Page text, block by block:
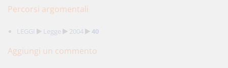
Percorsi argomentali
LEGGI Legge 2004 40
Aggiungi un commento